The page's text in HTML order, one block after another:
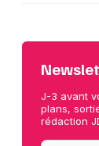
J-3 avant
plans,
rédaction